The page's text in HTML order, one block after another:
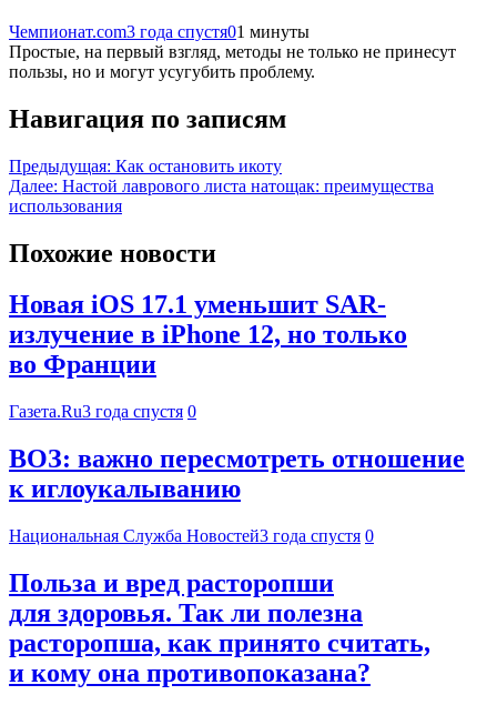
Чемпионат.com3 года спустя01 минуты
Простые, на первый взгляд, методы не только не принесут
пользы, но и могут усугубить проблему.
Навигация по записям
Предыдущая: Как остановить икоту
Далее: Настой лаврового листа натощак: преимущества
использования
Похожие новости
Новая iOS 17.1 уменьшит SAR-
излучение в iPhone 12, но только
во Франции
Газета.Ru3 года спустя 0
ВОЗ: важно пересмотреть отношение
к иглоукалыванию
Национальная Служба Новостей3 года спустя 0
Польза и вред расторопши
для здоровья. Так ли полезна
расторопша, как принято считать,
и кому она противопоказана?